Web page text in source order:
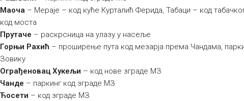
Маоча – Мераје – код куће Курталић Ферида, Табаци – код
код моста
Прутаче – раскрсница на улазу у насеље
Горњи Рахић – проширење пута код мезарја према Чандама,
Зовику
Ограђеновац Хукељи – код нове зграде МЗ
Чанде – паркинг код зграде МЗ
Ћосети – код зграде МЗ